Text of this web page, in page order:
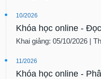
10/2026
Khóa học online -
Khai giảng: 05/10/2026 |
11/2026
Khóa học online -